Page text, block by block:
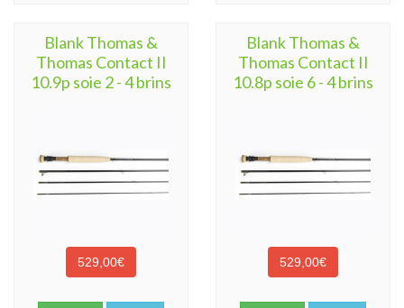
Blank Thomas &
Thomas Contact II
10.9p soie 2 - 4 brins
529,00€
Blank Thomas &
Thomas Contact II
10.8p soie 6 - 4 brins
529,00€